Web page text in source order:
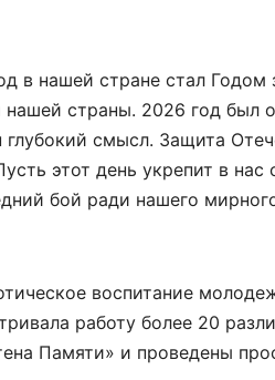
в нашей стране стал
страны. 2026 год был
смысл. Защита
этот день укрепит в
бой ради нашего
воспитание
работу более 20
Памяти» и проведены